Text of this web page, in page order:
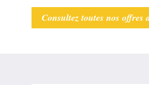
Consultez toutes nos offres